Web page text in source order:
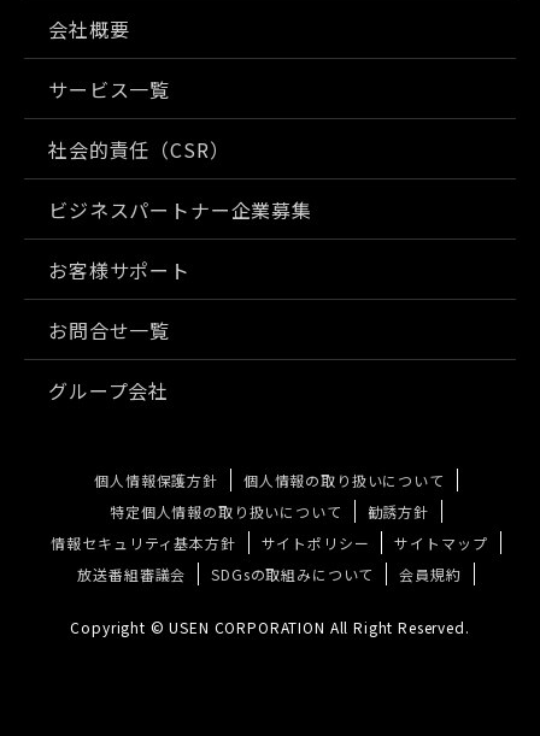
会社概要
サービス一覧
社会的責任（CSR）
ビジネスパートナー企業募集
お客様サポート
お問合せ一覧
グループ会社
個人情報保護方針
個人情報の取り扱いについて
特定個人情報の取り扱いについて
勧誘方針
情報セキュリティ基本方針
サイトポリシー
サイトマップ
放送番組審議会
SDGsの取組みについて 会員規約
Copyright © USEN CORPORATION All Right Reserved.